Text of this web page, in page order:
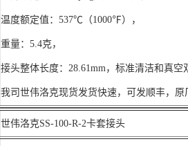
温度额定值：537℃（1000℉），
重量：5.4克，
接头整体长度：28.61mm，标准清洁和真空
我司世伟洛克现货发货快速，可发顺丰，原
世伟洛克SS-100-R-2卡套接头